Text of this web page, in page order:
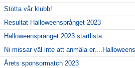
Stötta vår klubb!
Resultat Halloweensprånget 2023
Halloweensprånget 2023 startlista
Ni missar väl inte att anmäla
Årets sponsormatch 2023